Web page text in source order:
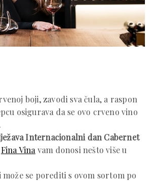
boji, zavodi sva čula, a raspon
osigurava da se ovo crveno vino
Internacionalni dan Cabernet
Fina Vina vam donosi nešto više u
se porediti s ovom sortom po